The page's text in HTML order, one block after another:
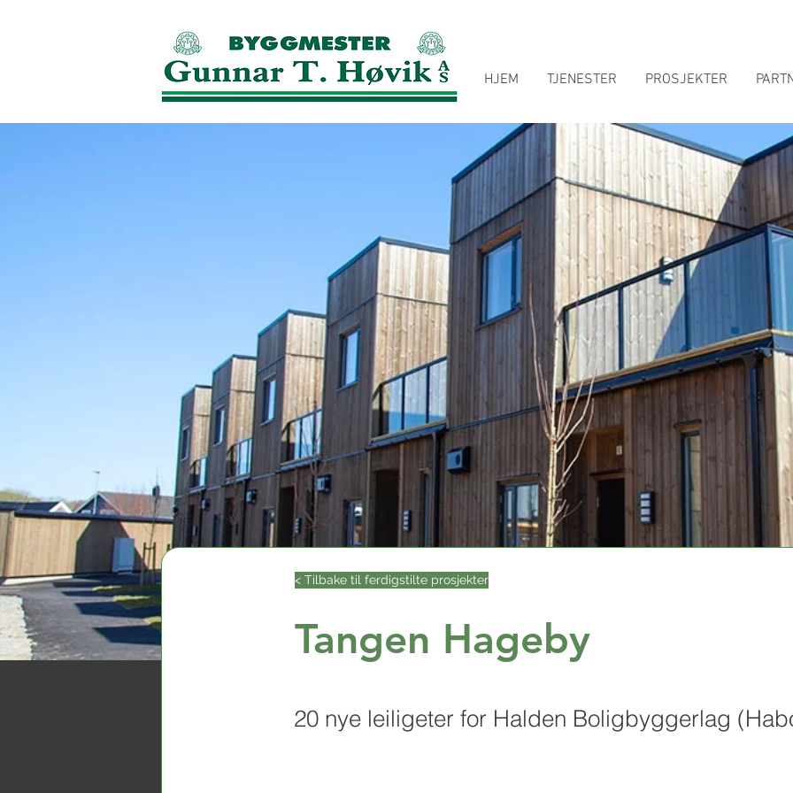
HJEM TJENESTER PROSJEKTER
< Tilbake til ferdigstilte prosjekter
Tangen Hageby
20 nye leiligeter for Halden Boligbyggerlag